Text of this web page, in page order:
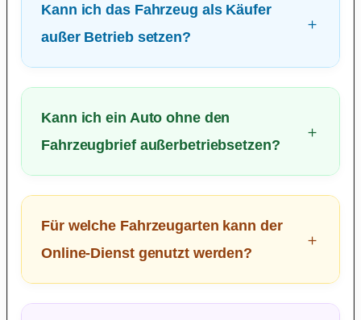
Kann ich das Fahrzeug als Käufer
außer Betrieb setzen?
Kann ich ein Auto ohne den
Fahrzeugbrief außerbetriebsetzen?
Für welche Fahrzeugarten kann der
Online-Dienst genutzt werden?